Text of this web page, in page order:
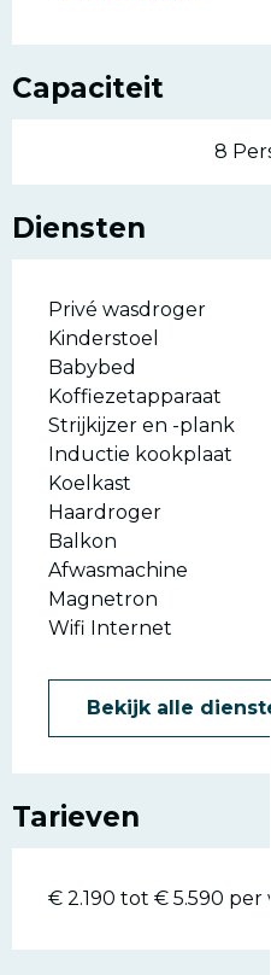
Capaciteit
8
Diensten
Privé wasdroger
Kinderstoel
Babybed
Koffiezetapparaat
Strijkijzer en -plank
Inductie kookplaat
Koelkast
Haardroger
Balkon
Afwasmachine
Magnetron
Wifi Internet
Bekijk alle
Tarieven
€ 2.190 tot € 5.590 per